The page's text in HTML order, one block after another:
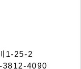
1-25-2
3812-4090